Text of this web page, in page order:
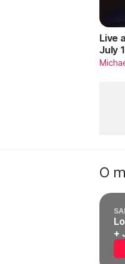
Live
July
O
+